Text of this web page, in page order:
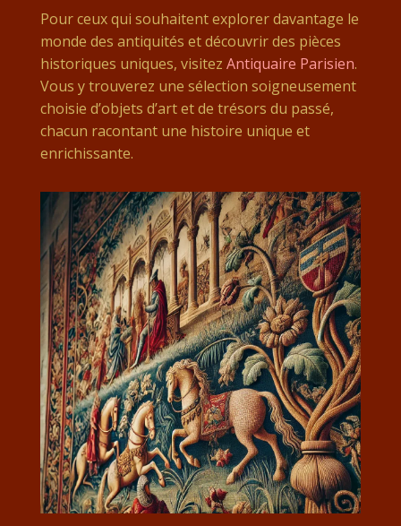
Pour ceux qui souhaitent explorer davantage le
monde des antiquités et découvrir des pièces
historiques uniques, visitez Antiquaire Parisien.
Vous y trouverez une sélection soigneusement
choisie d’objets d’art et de trésors du passé,
chacun racontant une histoire unique et
enrichissante.